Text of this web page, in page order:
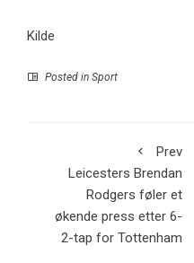
Kilde
Posted in Sport
Prev
Leicesters Brendan
Rodgers føler et
økende press etter 6-
2-tap for Tottenham